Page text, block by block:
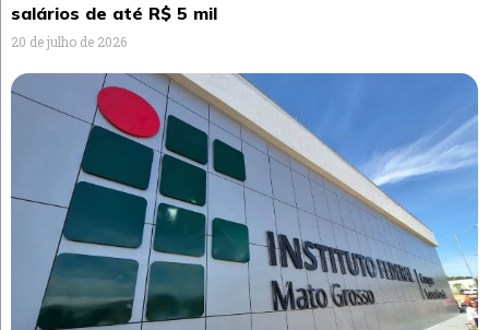
salários de até R$ 5 mil
20 de julho de 2026